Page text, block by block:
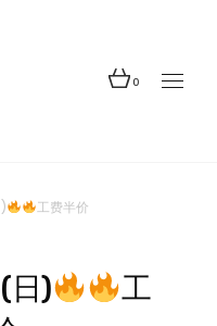
0
工费半价
日)
工